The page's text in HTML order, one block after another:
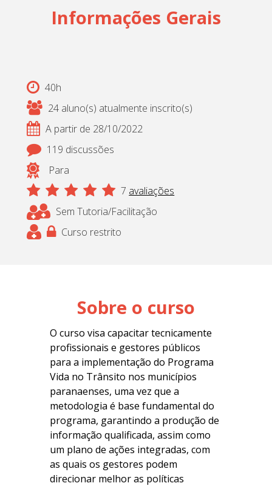
Informações Gerais
40h
24 aluno(s) atualmente inscrito(s)
A partir de 28/10/2022
119 discussões
Para
7 avaliações
Sem Tutoria/Facilitação
Curso restrito
Sobre o curso
O curso visa capacitar tecnicamente
profissionais e gestores públicos
para a implementação do Programa
Vida no Trânsito nos municípios
paranaenses, uma vez que a
metodologia é base fundamental do
programa, garantindo a produção de
informação qualificada, assim como
um plano de ações integradas, com
as quais os gestores podem
direcionar melhor as políticas